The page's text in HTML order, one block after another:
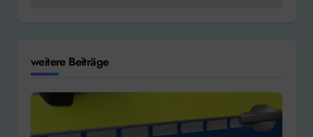
weitere Beiträge